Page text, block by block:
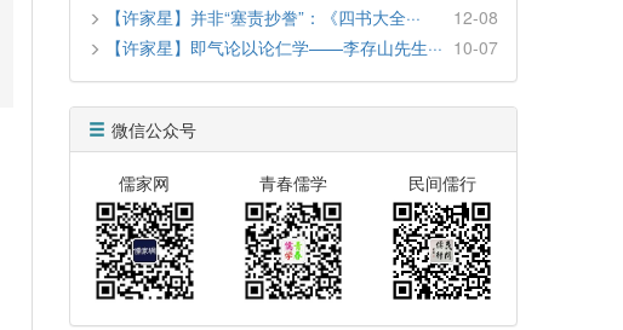
【许家星】并非“塞责抄誊”：《四书大全···
12-08
【许家星】即气论以论仁学——李存山先生··· 10-07
微信公众号
儒家网 青春儒学 民间儒行